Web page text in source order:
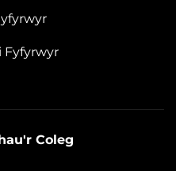
Fyfyrwyr
Coleg